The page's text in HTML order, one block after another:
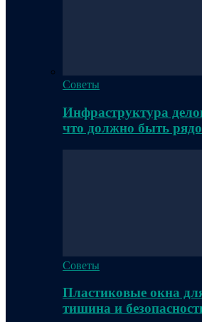
Советы
Инфраструктура
что должно быть
Советы
Пластиковые окна
тишина и